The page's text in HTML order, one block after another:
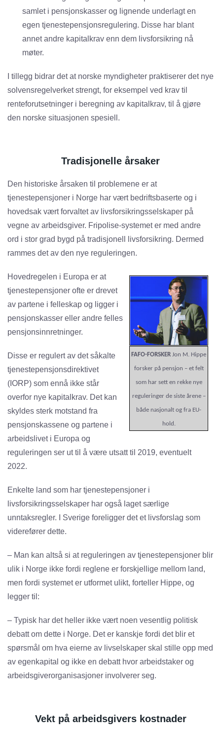
samlet i pensjonskasser og lignende underlagt en
egen tjenestepensjonsregulering. Disse har blant
annet andre kapitalkrav enn dem livsforsikring nå
møter.
I tillegg bidrar det at norske myndigheter praktiserer det nye
solvensregelverket strengt, for eksempel ved krav til
renteforutsetninger i beregning av kapitalkrav, til å gjøre
den norske situasjonen spesiell.
Tradisjonelle årsaker
Den historiske årsaken til problemene er at
tjenestepensjoner i Norge har vært bedriftsbaserte og i
hovedsak vært forvaltet av livsforsikringsselskaper på
vegne av arbeidsgiver. Fripolise-systemet er med andre
ord i stor grad bygd på tradisjonell livsforsikring. Dermed
rammes det av den nye reguleringen.
FAFO-FORSKER Jon M. Hippe
forsker på pensjon – et felt
som har sett en rekke nye
reguleringer de siste årene –
både nasjonalt og fra EU-
hold.
Hovedregelen i Europa er at
tjenestepensjoner ofte er drevet
av partene i felleskap og ligger i
pensjonskasser eller andre felles
pensjonsinnretninger.
Disse er regulert av det såkalte
tjenestepensjonsdirektivet
(IORP) som ennå ikke står
overfor nye kapitalkrav. Det kan
skyldes sterk motstand fra
pensjonskassene og partene i
arbeidslivet i Europa og
reguleringen ser ut til å være utsatt til 2019, eventuelt
2022.
Enkelte land som har tjenestepensjoner i
livsforsikringsselskaper har også laget særlige
unntaksregler. I Sverige foreligger det et livsforslag som
viderefører dette.
– Man kan altså si at reguleringen av tjenestepensjoner blir
ulik i Norge ikke fordi reglene er forskjellige mellom land,
men fordi systemet er utformet ulikt, forteller Hippe, og
legger til:
– Typisk har det heller ikke vært noen vesentlig politisk
debatt om dette i Norge. Det er kanskje fordi det blir et
spørsmål om hva eierne av livselskaper skal stille opp med
av egenkapital og ikke en debatt hvor arbeidstaker og
arbeidsgiverorganisasjoner involverer seg.
Vekt på arbeidsgivers kostnader